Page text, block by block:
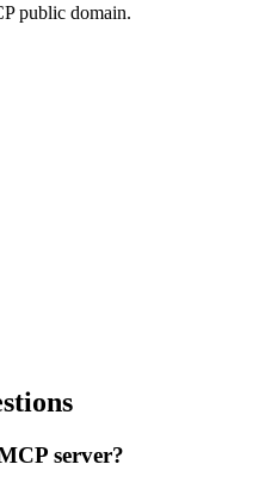
public domain.
server?